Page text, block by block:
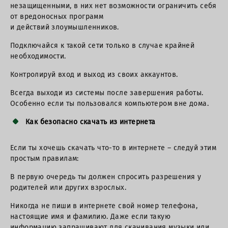
незащищенными, в них нет возможности ограничить себя
от вредоносных программ
и действий злоумышленников.
Подключайся к такой сети только в случае крайней
необходимости.
Контролируй вход и выход из своих аккаунтов.
Всегда выходи из системы после завершения работы.
Особенно если ты пользовался компьютером вне дома.
Как безопасно скачать из интернета
Если ты хочешь скачать что-то в интернете – следуй этим
простым правилам:
В первую очередь ты должен спросить разрешения у
родителей или других взрослых.
Никогда не пиши в интернете свой номер телефона,
настоящие имя и фамилию. Даже если такую